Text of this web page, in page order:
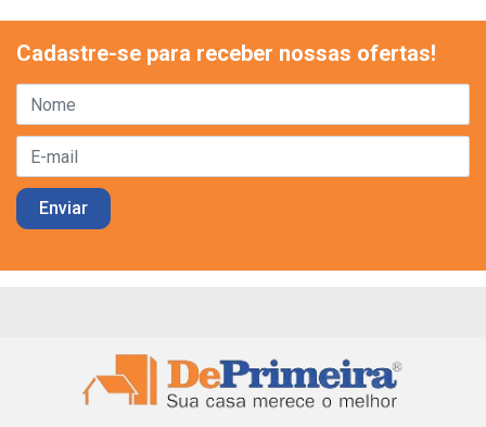
Cadastre-se para receber nossas ofertas!